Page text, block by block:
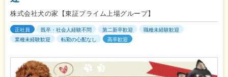
株式会社犬の家【東証プライム上場グループ】
正社員 既卒・社会人経験不問 第二新卒歓迎
職種未経験歓迎
業種未経験歓迎
転勤の心配なし 高卒歓迎